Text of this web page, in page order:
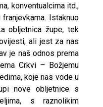
konventualcima itd.,
Istaknuo
obljetnica župe, tek
ali jest za nas
je naš odnos prema
Crkvi – Božjemu
koje nas vode u
nove obljetnice s
s raznolikim